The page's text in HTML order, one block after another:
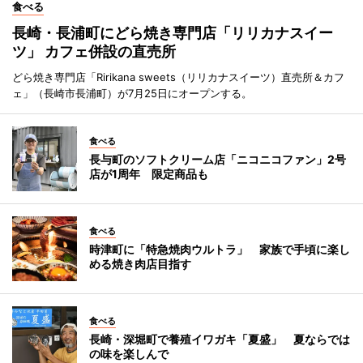
食べる
長崎・長浦町にどら焼き専門店「リリカナスイー
ツ」 カフェ併設の直売所
どら焼き専門店「Ririkana sweets（リリカナスイーツ）直売所＆カフ
ェ」（長崎市長浦町）が7月25日にオープンする。
食べる
長与町のソフトクリーム店「ニコニコファン」2号
店が1周年 限定商品も
食べる
時津町に「特急焼肉ウルトラ」 家族で手頃に楽し
める焼き肉店目指す
食べる
長崎・深堀町で養殖イワガキ「夏盛」 夏ならでは
の味を楽しんで